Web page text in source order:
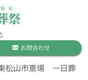
お問合わせ
松山市斎場 一日葬